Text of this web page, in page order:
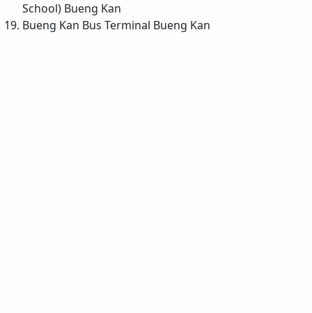
School) Bueng Kan
Bueng Kan Bus Terminal Bueng Kan